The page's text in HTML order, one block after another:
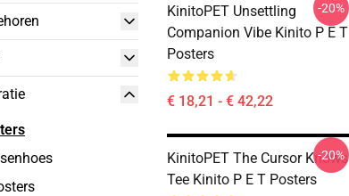
KinitoPET Unsettling
Companion Vibe Kinito P E T
Posters
€ 18,21 - € 42,22
-20%
KinitoPET The Cursor Knows
Tee Kinito P E T Posters
-20%